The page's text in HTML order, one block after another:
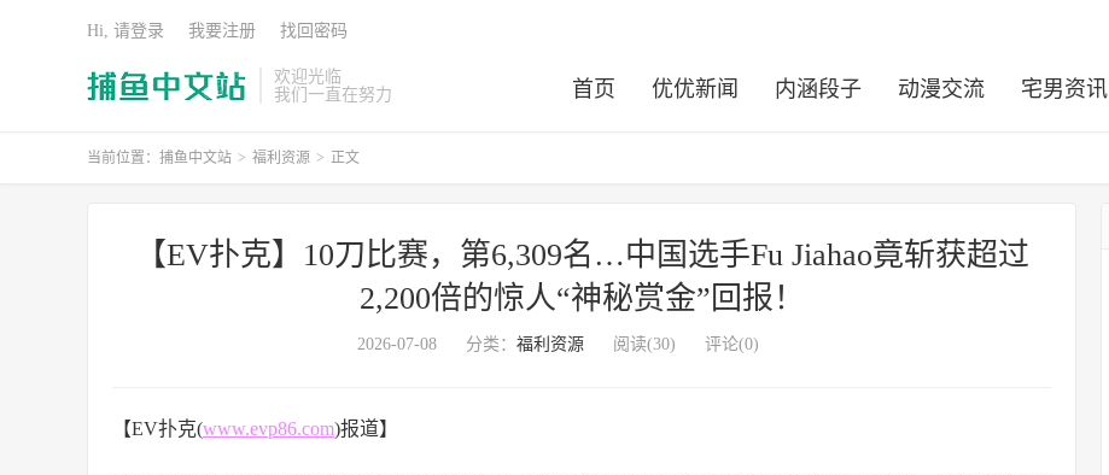
欢迎光临
我们一直在努力
首页 优优新闻 内涵段子 动漫交流 宅男资讯
Hi, 请登录 我要注册 找回密码
当前位置： 捕鱼中文站 > 福利资源 > 正文
【EV扑克】10刀比赛，第6,309名…中国选手Fu Jiahao竟斩获超过
2,200倍的惊人“神秘赏金”回报！
2026-07-08 分类： 福利资源 阅读(30) 评论(0)
【EV扑克(www.evp86.com)报道】